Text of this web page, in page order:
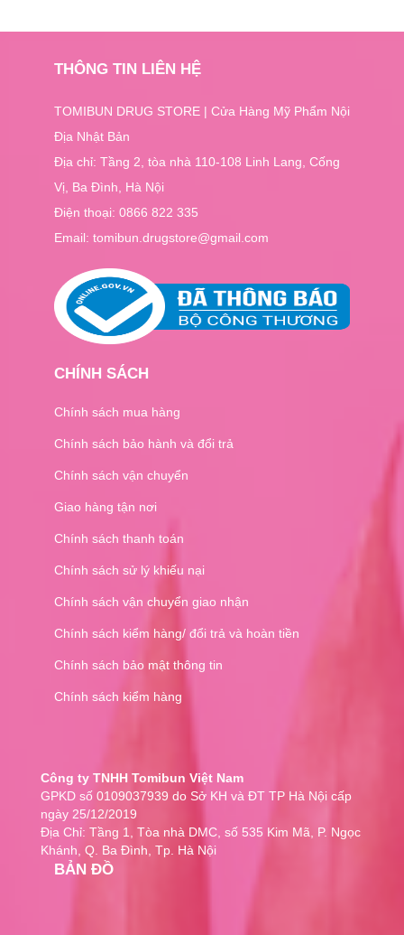
THÔNG TIN LIÊN HỆ
TOMIBUN DRUG STORE | Cửa Hàng Mỹ Phẩm Nội
Địa Nhật Bản
Địa chỉ: Tầng 2, tòa nhà 110-108 Linh Lang, Cống
Vị, Ba Đình, Hà Nội
Điện thoại: 0866 822 335
Email: tomibun.drugstore@gmail.com
CHÍNH SÁCH
Chính sách mua hàng
Chính sách bảo hành và đổi trả
Chính sách vận chuyển
Giao hàng tận nơi
Chính sách thanh toán
Chính sách sử lý khiếu nại
Chính sách vận chuyển giao nhận
Chính sách kiểm hàng/ đổi trả và hoàn tiền
Chính sách bảo mật thông tin
Chính sách kiểm hàng
Công ty TNHH Tomibun Việt Nam
GPKD số 0109037939 do Sở KH và ĐT TP Hà Nội cấp
ngày 25/12/2019
Địa Chỉ: Tầng 1, Tòa nhà DMC, số 535 Kim Mã, P. Ngọc
Khánh, Q. Ba Đình, Tp. Hà Nội
BẢN ĐỒ